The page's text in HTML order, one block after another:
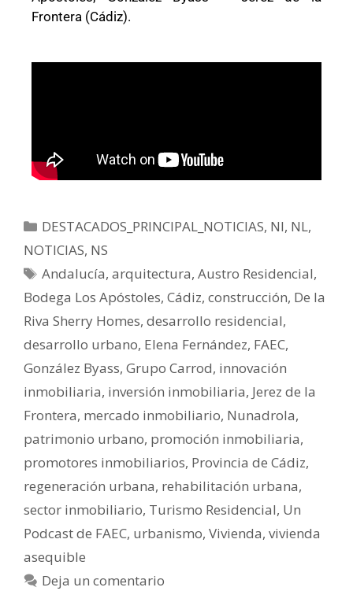
Frontera (Cádiz).
DESTACADOS_PRINCIPAL_NOTICIAS, NI, NL,
NOTICIAS, NS
Andalucía,arquitectura,Austro Residencial,
Bodega Los Apóstoles, Cádiz, construcción, De la
Riva Sherry Homes, desarrollo residencial,
desarrollo urbano, Elena Fernández, FAEC,
González Byass, Grupo Carrod, innovación
inmobiliaria, inversión inmobiliaria, Jerez de la
Frontera, mercado inmobiliario, Nunadrola,
patrimonio urbano, promoción inmobiliaria,
promotores inmobiliarios, Provincia de Cádiz,
regeneración urbana, rehabilitación urbana,
sector inmobiliario, Turismo Residencial, Un
Podcast de FAEC, urbanismo, Vivienda, vivienda
asequible
Deja un comentario